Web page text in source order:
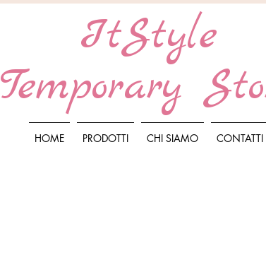
ItStyle
Temporary
HOME PRODOTTI CHI SIAMO CONTATTI